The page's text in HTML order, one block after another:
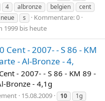
4 albronze belgien
cent
neue s
Kommentare: 0
1999 bis heute
Cent - 2007- - S 86 - KM
- Al-Bronze - 4,
- 2007- - S 86 - KM 89 -
Bronze - 4,1g
15.08.2009 10
1g